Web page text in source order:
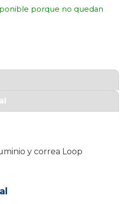
porque no quedan
y correa Loop